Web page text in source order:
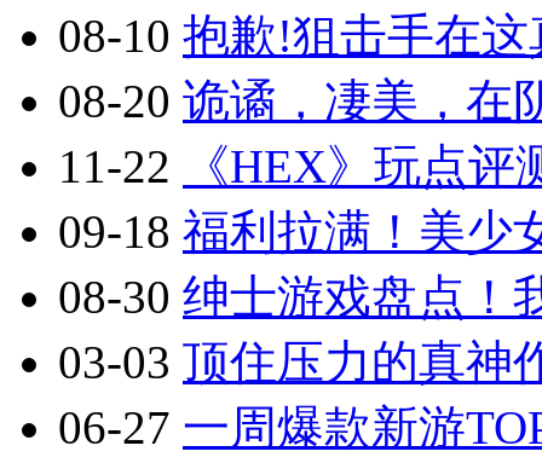
08-10 抱歉!狙击手在
08-20 诡谲，凄美，在
11-22
《HEX》玩点
09-18 福利拉满！美少
08-30 绅士游戏盘点！
03-03 顶住压力的真神
06-27 一周爆款新游